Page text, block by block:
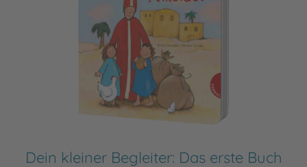
Dein kleiner Begleiter: Das erste Buch